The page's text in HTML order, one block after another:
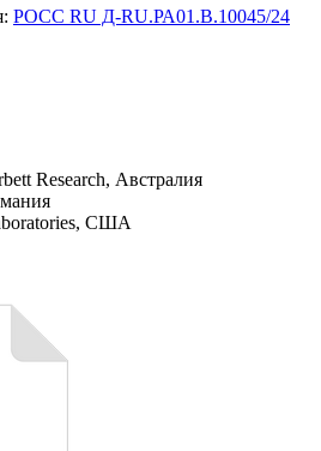
РОСС RU Д-RU.РА01.В.10045/24
Research, Австралия
США